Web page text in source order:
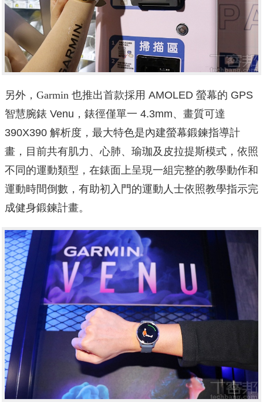
另外，Garmin 也推出首款採用 AMOLED 螢幕的 GPS
智慧腕錶 Venu，錶徑僅單一 4.3mm、畫質可達
390X390 解析度，最大特色是內建螢幕鍛鍊指導計
畫，目前共有肌力、心肺、瑜珈及皮拉提斯模式，依照
不同的運動類型，在錶面上呈現一組完整的教學動作和
運動時間倒數，有助初入門的運動人士依照教學指示完
成健身鍛鍊計畫。